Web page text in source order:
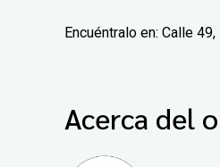
Encuéntralo en: Calle
Acerca del